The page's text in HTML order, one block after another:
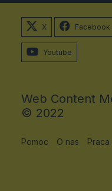
X Facebook
Youtube
Web Content
© 2022
Pomoc O nas Praca